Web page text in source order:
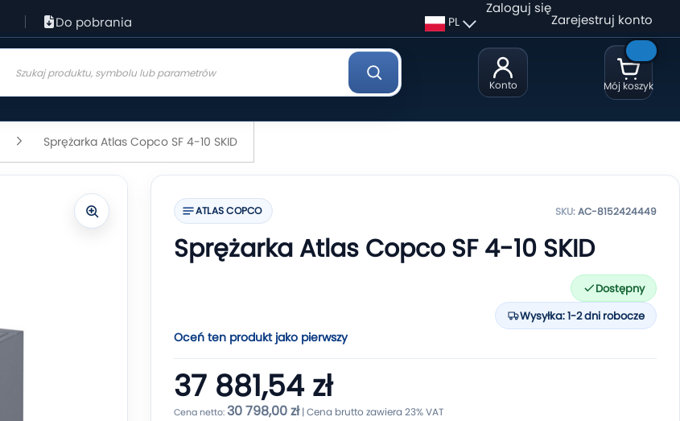
Do pobrania
Konto
PL
Zaloguj się
Zarejestruj konto
Mój koszyk
Sprężarka Atlas Copco SF 4-10 SKID
ATLAS COPCO SKU:AC-8152424449
Sprężarka Atlas Copco SF 4-10 SKID
Dostępny
Wysyłka: 1-2 dni robocze
Oceń ten produkt jako pierwszy
37 881,54 zł
30 798,00 zł